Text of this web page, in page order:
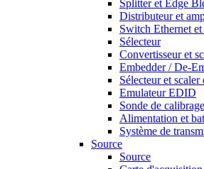
Splitter et Edge
Distributeur et
Switch Ethernet
Sélecteur
Convertisseur et
Embedder / De-
Sélecteur et scaler
Emulateur EDID
Sonde de calibrage
Alimentation et
Système de
Source
Source